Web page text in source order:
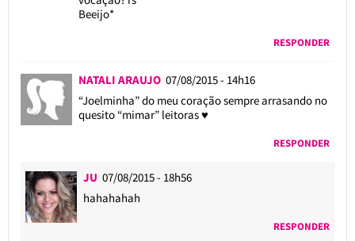
Beeijo*
RESPONDER
NATALI ARAUJO 07/08/2015 - 14h16
“Joelminha” do meu coração sempre arrasando no
quesito “mimar” leitoras ♥
RESPONDER
JU 07/08/2015 - 18h56
hahahahah
RESPONDER